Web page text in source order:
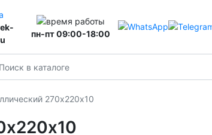
пн-пт 09:00-18:00
270х220х10